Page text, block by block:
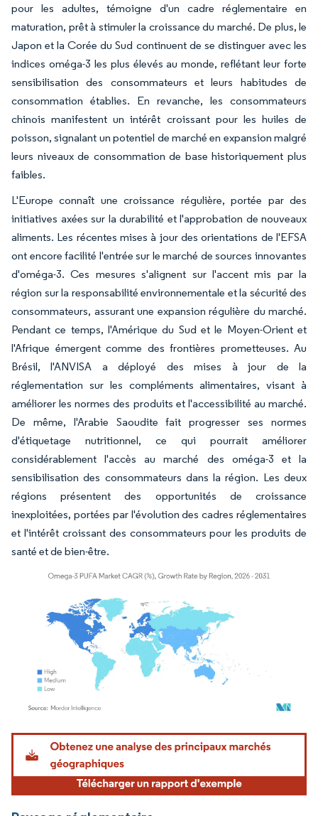
pour les adultes, témoigne d'un cadre réglementaire en
maturation, prêt à stimuler la croissance du marché. De plus, le
Japon et la Corée du Sud continuent de se distinguer avec les
indices oméga-3 les plus élevés au monde, reflétant leur forte
sensibilisation des consommateurs et leurs habitudes de
consommation établies. En revanche, les consommateurs
chinois manifestent un intérêt croissant pour les huiles de
poisson, signalant un potentiel de marché en expansion malgré
leurs niveaux de consommation de base historiquement plus
faibles.
L'Europe connaît une croissance régulière, portée par des
initiatives axées sur la durabilité et l'approbation de nouveaux
aliments. Les récentes mises à jour des orientations de l'EFSA
ont encore facilité l'entrée sur le marché de sources innovantes
d'oméga-3. Ces mesures s'alignent sur l'accent mis par la
région sur la responsabilité environnementale et la sécurité des
consommateurs, assurant une expansion régulière du marché.
Pendant ce temps, l'Amérique du Sud et le Moyen-Orient et
l'Afrique émergent comme des frontières prometteuses. Au
Brésil, l'ANVISA a déployé des mises à jour de la
réglementation sur les compléments alimentaires, visant à
améliorer les normes des produits et l'accessibilité au marché.
De même, l'Arabie Saoudite fait progresser ses normes
d'étiquetage nutritionnel, ce qui pourrait améliorer
considérablement l'accès au marché des oméga-3 et la
sensibilisation des consommateurs dans la région. Les deux
régions présentent des opportunités de croissance
inexploitées, portées par l'évolution des cadres réglementaires
et l'intérêt croissant des consommateurs pour les produits de
santé et de bien-être.
Image © Mordor Intelligence. La réutilisation nécessite une attribution sous CC BY